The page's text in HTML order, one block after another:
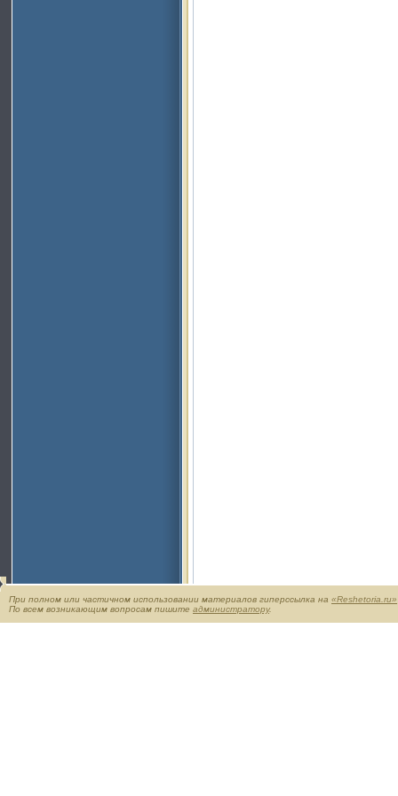
При полном или частичном использовании материалов гиперссылка на «Reshetoria.ru»
По всем возникающим вопросам пишите администратору.